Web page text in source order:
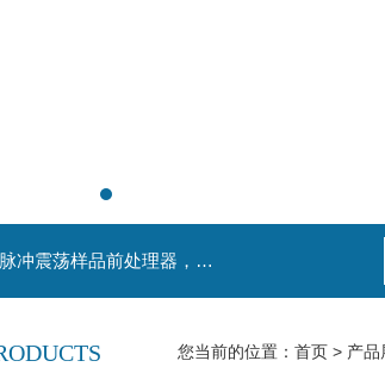
主营产品：不锈钢过滤系统，红外线接种环灭菌器，浮游菌采样器，脉冲震荡样品前处理器，数字化智能电热鼓风干燥箱，数字化智能电热恒温培养箱，实验室设备及环境温湿度监测系统，洁净工作台等实验设仪器设备。
您当前的位置： 首页 > 产品